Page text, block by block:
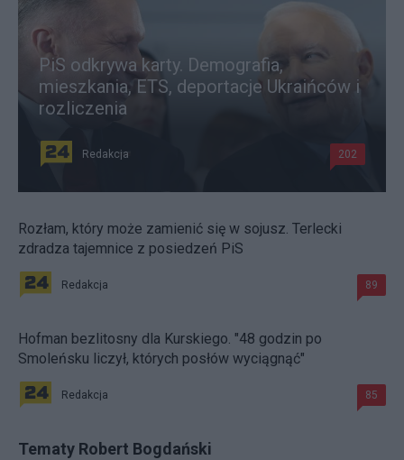
PiS odkrywa karty. Demografia,
mieszkania, ETS, deportacje Ukraińców i
rozliczenia
Redakcja 202
Rozłam, który może zamienić się w sojusz. Terlecki
zdradza tajemnice z posiedzeń PiS
Redakcja 89
Hofman bezlitosny dla Kurskiego. "48 godzin po
Smoleńsku liczył, których posłów wyciągnąć"
Redakcja 85
Tematy Robert Bogdański